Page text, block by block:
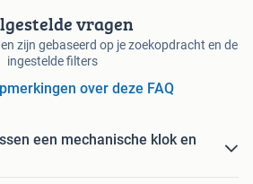
vragen
zijn gebaseerd op je zoekopdracht en de
ingestelde filters
over deze FAQ
een mechanische klok en